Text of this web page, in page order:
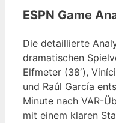
ESPN Game
Die detaillierte
dramatischen
Elfmeter (38′),
und Raúl García
Minute nach VAR-
mit einem klaren